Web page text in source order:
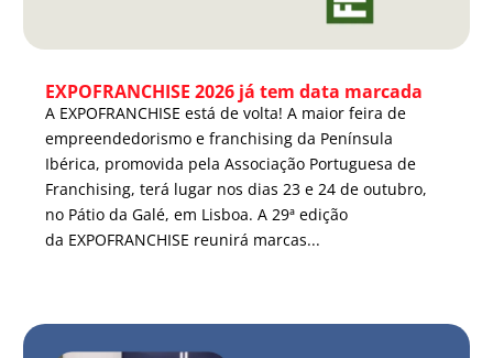
EXPOFRANCHISE 2026 já tem data marcada
A EXPOFRANCHISE está de volta! A maior feira de
empreendedorismo e franchising da Península
Ibérica, promovida pela Associação Portuguesa de
Franchising, terá lugar nos dias 23 e 24 de outubro,
no Pátio da Galé, em Lisboa. A 29ª edição
da EXPOFRANCHISE reunirá marcas...